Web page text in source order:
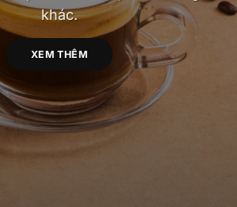
khác.
XEM THÊM